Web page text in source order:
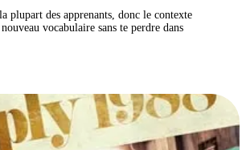
plupart des apprenants, donc le contexte
vocabulaire sans te perdre dans